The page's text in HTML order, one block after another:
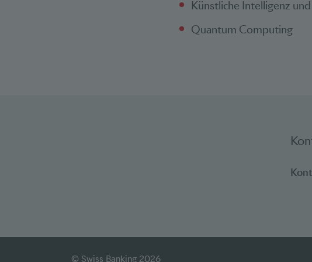
Künstliche Intelligenz
Quantum Computing
© Swiss Banking 2026